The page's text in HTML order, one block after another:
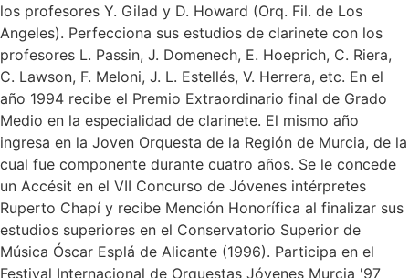
los profesores Y. Gilad y D. Howard (Orq. Fil. de Los
Angeles). Perfecciona sus estudios de clarinete con los
profesores L. Passin, J. Domenech, E. Hoeprich, C. Riera,
C. Lawson, F. Meloni, J. L. Estellés, V. Herrera, etc. En el
año 1994 recibe el Premio Extraordinario final de Grado
Medio en la especialidad de clarinete. El mismo año
ingresa en la Joven Orquesta de la Región de Murcia, de la
cual fue componente durante cuatro años. Se le concede
un Accésit en el VII Concurso de Jóvenes intérpretes
Ruperto Chapí y recibe Mención Honorífica al finalizar sus
estudios superiores en el Conservatorio Superior de
Música Óscar Esplá de Alicante (1996). Participa en el
Festival Internacional de Orquestas Jóvenes Murcia '97